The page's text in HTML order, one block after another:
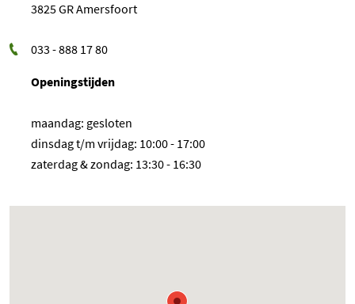
3825 GR Amersfoort
033 - 888 17 80
Openingstijden
maandag: gesloten
dinsdag t/m vrijdag: 10:00 - 17:00
zaterdag & zondag: 13:30 - 16:30